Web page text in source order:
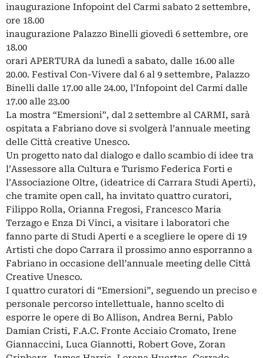
inaugurazione Infopoint del Carmi sabato 2 settembre,
ore 18.00
inaugurazione Palazzo Binelli giovedì 6 settembre, ore
18.00
orari APERTURA da lunedì a sabato, dalle 16.00 alle
20.00. Festival Con-Vivere dal 6 al 9 settembre, Palazzo
Binelli dalle 17.00 alle 24.00, l’Infopoint del Carmi dalle
17.00 alle 23.00
La mostra “Emersioni”, dal 2 settembre al CARMI, sarà
ospitata a Fabriano dove si svolgerà l’annuale meeting
delle Città creative Unesco.
Un progetto nato dal dialogo e dallo scambio di idee tra
l’Assessore alla Cultura e Turismo Federica Forti e
l’Associazione Oltre, (ideatrice di Carrara Studi Aperti),
che tramite open call, ha invitato quattro curatori,
Filippo Rolla, Orianna Fregosi, Francesco Maria
Terzago e Enza Di Vinci, a visitare i laboratori che
fanno parte di Studi Aperti e a scegliere le opere di 19
Artisti che dopo Carrara il prossimo anno esporranno a
Fabriano in occasione dell’annuale meeting delle Città
Creative Unesco.
I quattro curatori di “Emersioni”, seguendo un preciso e
personale percorso intellettuale, hanno scelto di
esporre le opere di Bo Allison, Andrea Berni, Pablo
Damian Cristi, F.A.C. Fronte Acciaio Cromato, Irene
Giannaccini, Luca Giannotti, Robert Gove, Zoran